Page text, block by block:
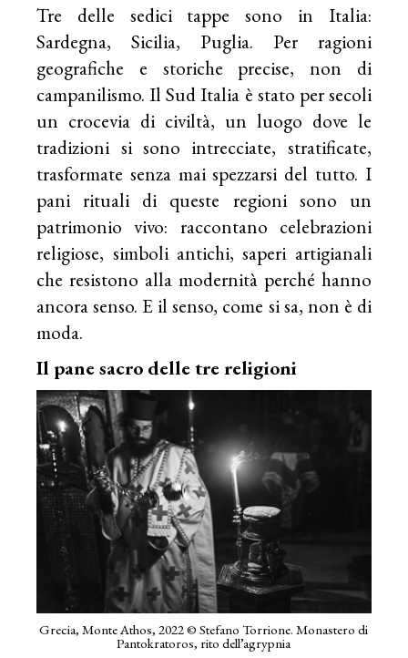
Tre delle sedici tappe sono in Italia:
Sardegna, Sicilia, Puglia. Per ragioni
geografiche e storiche precise, non di
campanilismo. Il Sud Italia è stato per secoli
un crocevia di civiltà, un luogo dove le
tradizioni si sono intrecciate, stratificate,
trasformate senza mai spezzarsi del tutto. I
pani rituali di queste regioni sono un
patrimonio vivo: raccontano celebrazioni
religiose, simboli antichi, saperi artigianali
che resistono alla modernità perché hanno
ancora senso. E il senso, come si sa, non è di
moda.
Il pane sacro delle tre religioni
Grecia, Monte Athos, 2022 © Stefano Torrione. Monastero di
Pantokratoros, rito dell’agrypnia